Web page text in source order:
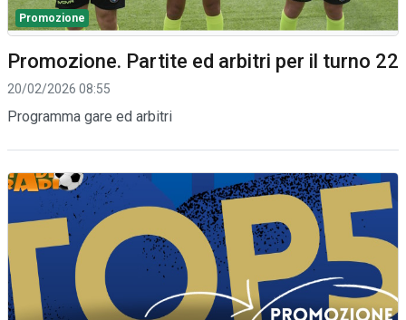
Promozione
Promozione. Partite ed arbitri per il turno 22
20/02/2026 08:55
Programma gare ed arbitri